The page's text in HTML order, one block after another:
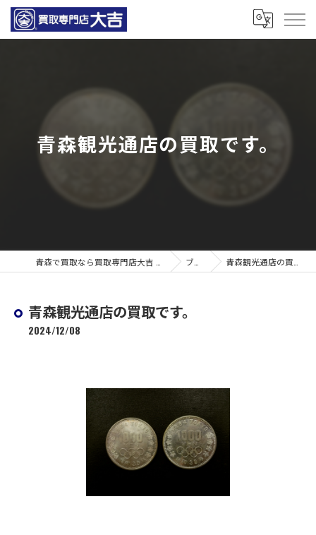
青森観光通店の買取です。
ブログ 青森観光通店の買取です。
青森観光通店の買取です。
2024/12/08